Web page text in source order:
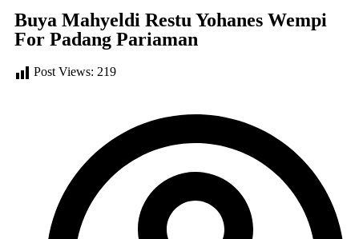
Buya Mahyeldi Restu Yohanes Wempi
For Padang Pariaman
Post Views: 219